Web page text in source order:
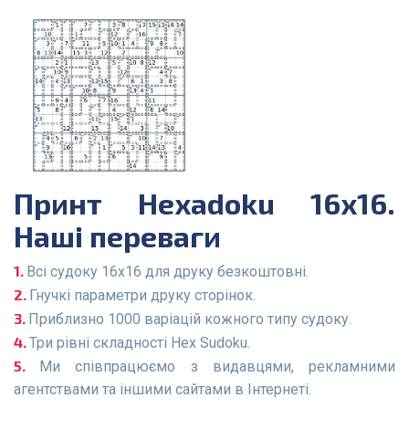
Принт Hexadoku 16x16.
Наші переваги
Всі судоку 16x16 для друку безкоштовні.
Гнучкі параметри друку сторінок.
Приблизно 1000 варіацій кожного типу судоку.
Три рівні складності Hex Sudoku.
Ми співпрацюємо з видавцями, рекламними
агентствами та іншими сайтами в Інтернеті.